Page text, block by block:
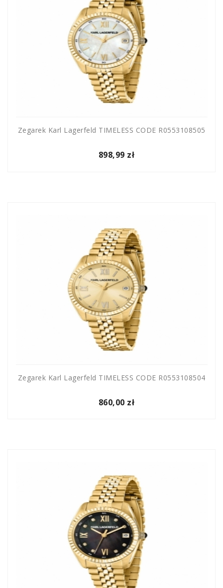
Zegarek Karl Lagerfeld TIMELESS CODE R0553108505
898,99 zł
Zegarek Karl Lagerfeld TIMELESS CODE R0553108504
860,00 zł